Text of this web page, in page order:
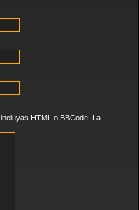
HTML o BBCode. La